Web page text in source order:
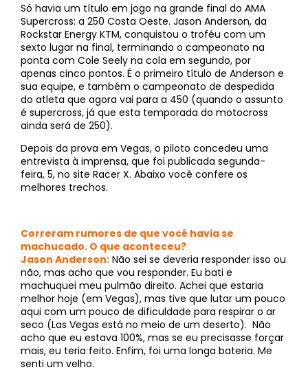
Só havia um título em jogo na grande final do AMA
Supercross: a 250 Costa Oeste. Jason Anderson, da
Rockstar Energy KTM, conquistou o troféu com um
sexto lugar na final, terminando o campeonato na
ponta com Cole Seely na cola em segundo, por
apenas cinco pontos. É o primeiro título de Anderson e
sua equipe, e também o campeonato de despedida
do atleta que agora vai para a 450 (quando o assunto
é supercross, já que esta temporada do motocross
ainda será de 250).
Depois da prova em Vegas, o piloto concedeu uma
entrevista à imprensa, que foi publicada segunda-
feira, 5, no site Racer X. Abaixo você confere os
melhores trechos.
Correram rumores de que você havia se
machucado. O que aconteceu?
Jason Anderson: Não sei se deveria responder isso ou
não, mas acho que vou responder. Eu bati e
machuquei meu pulmão direito. Achei que estaria
melhor hoje (em Vegas), mas tive que lutar um pouco
aqui com um pouco de dificuldade para respirar o ar
seco (Las Vegas está no meio de um deserto). Não
acho que eu estava 100%, mas se eu precisasse forçar
mais, eu teria feito. Enfim, foi uma longa bateria. Me
senti um velho.